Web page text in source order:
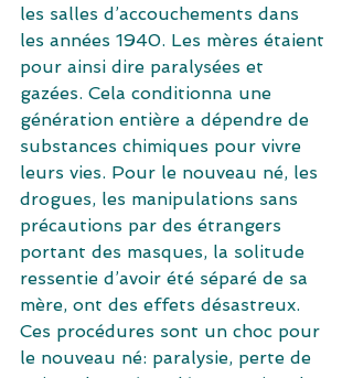
les salles d’accouchements dans
les années 1940. Les mères étaient
pour ainsi dire paralysées et
gazées. Cela conditionna une
génération entière a dépendre de
substances chimiques pour vivre
leurs vies. Pour le nouveau né, les
drogues, les manipulations sans
précautions par des étrangers
portant des masques, la solitude
ressentie d’avoir été séparé de sa
mère, ont des effets désastreux.
Ces procédures sont un choc pour
le nouveau né: paralysie, perte de